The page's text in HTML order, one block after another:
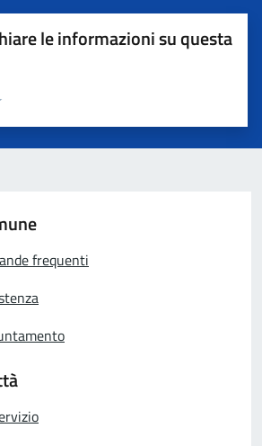
le informazioni su questa
5 stelle su 5
stelle su 5
su 5
5
frequenti